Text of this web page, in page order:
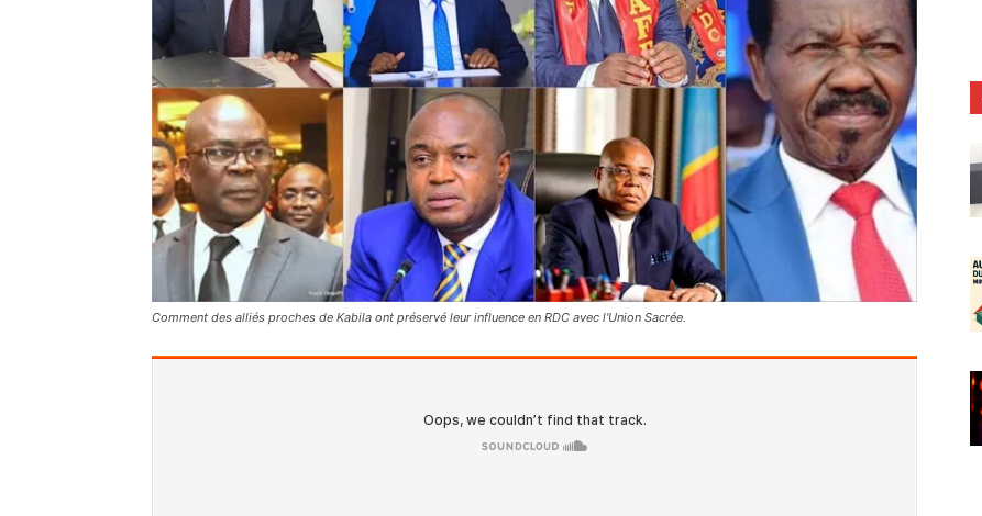
Comment des alliés proches de Kabila ont préservé leur influence en RDC avec l'Union Sacrée.